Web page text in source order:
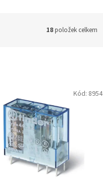
18položek celkem
Kód: 8954